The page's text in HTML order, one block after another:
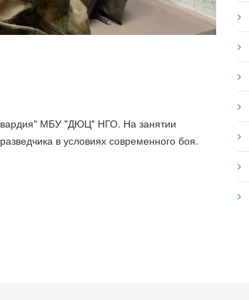
МБУ "ДЮЦ" НГО. На занятии
в условиях современного боя.